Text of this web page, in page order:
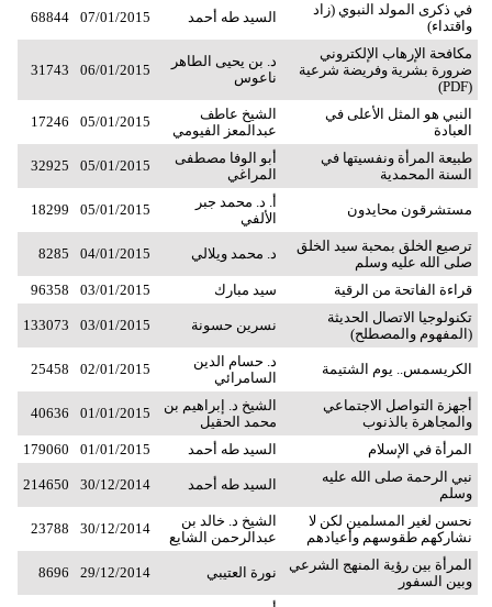
في ذكرى المولد النبوي (زاد
واقتداء)
السيد طه أحمد 07/01/2015
68844
مكافحة الإرهاب الإلكتروني
ضرورة بشرية وفريضة شرعية
(PDF)
د. بن يحيى الطاهر
ناعوس
06/01/2015
31743
النبي هو المثل الأعلى في
العبادة
الشيخ عاطف
عبدالمعز الفيومي
05/01/2015
17246
طبيعة المرأة ونفسيتها في
السنة المحمدية
أبو الوفا مصطفى
المراغي
05/01/2015
32925
مستشرقون محايدون
أ. د. محمد جبر
الألفي
05/01/2015
18299
ترصيع الخلق بمحبة سيد الخلق
صلى الله عليه وسلم
د. محمد ويلالي 04/01/2015
8285
قراءة الفاتحة من الرقية سيد مبارك 03/01/2015
96358
تكنولوجيا الاتصال الحديثة
(المفهوم والمصطلح)
نسرين حسونة 03/01/2015
133073
الكريسمس.. يوم الشتيمة
د. حسام الدين
السامرائي
02/01/2015
25458
أجهزة التواصل الاجتماعي
والمجاهرة بالذنوب
الشيخ د. إبراهيم بن
محمد الحقيل
01/01/2015
40636
المرأة في الإسلام السيد طه أحمد 01/01/2015
179060
نبي الرحمة صلى الله عليه
وسلم
السيد طه أحمد 30/12/2014
214650
نحسن لغير المسلمين لكن لا
نشاركهم طقوسهم وأعيادهم
الشيخ د. خالد بن
عبدالرحمن الشايع
30/12/2014
23788
المرأة بين رؤية المنهج الشرعي
وبين السفور
نورة العتيبي 29/12/2014
8696